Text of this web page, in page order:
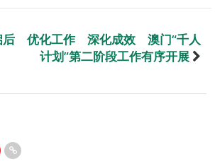
后 优化工作 深化成效 澳门“千人
计划”第二阶段工作有序开展